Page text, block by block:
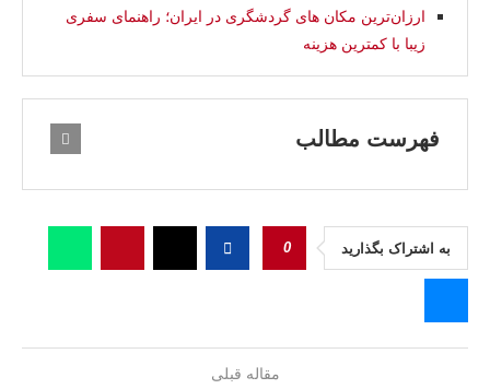
ارزان‌ترین مکان‌ های گردشگری در ایران؛ راهنمای سفری
زیبا با کمترین هزینه
فهرست مطالب
به اشتراک بگذارید 0
مقاله قبلی